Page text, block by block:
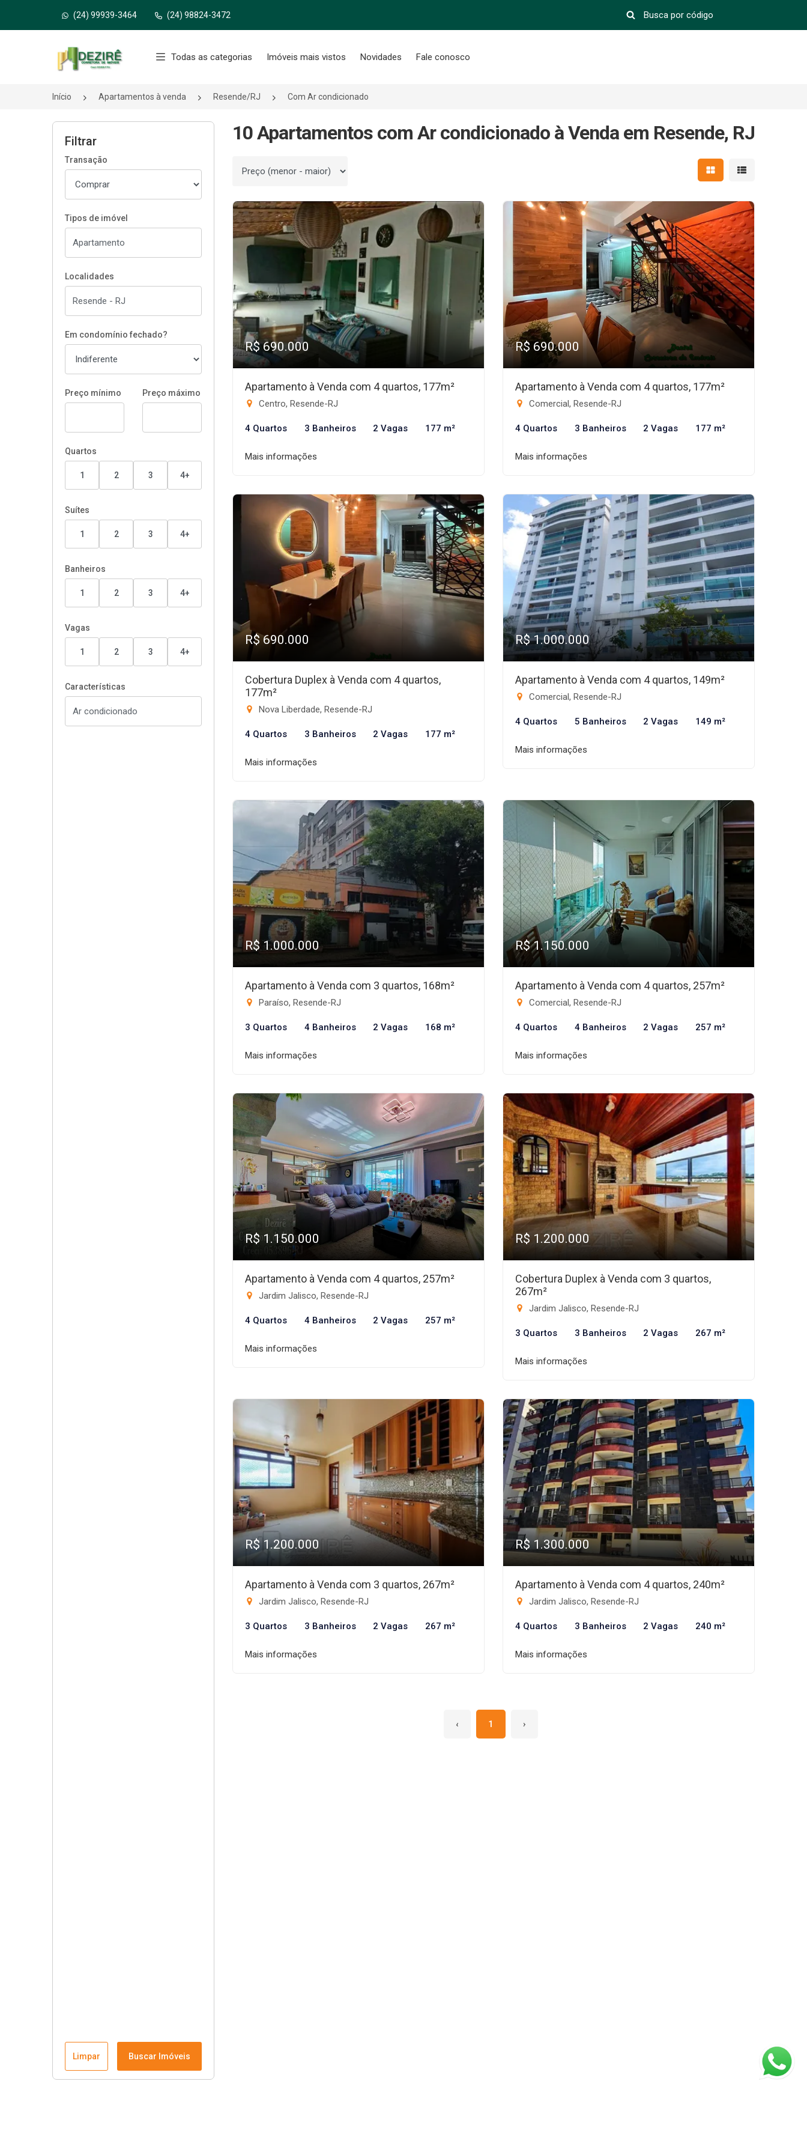
(24) 99939-3464 (24) 98824-3472
Página inicial
Todas as categorias Imóveis mais vistos Novidades Fale conosco
Início Apartamentos à venda Resende/RJ Com Ar condicionado
Filtrar
Transação
Tipos de imóvel
Localidades
Em condomínio fechado?
Preço mínimo Preço máximo
Quartos
1 2 3 4+
Suítes
1 2 3 4+
Banheiros
1 2 3 4+
Vagas
1 2 3 4+
Características
Limpar Buscar Imóveis
10 Apartamentos com Ar condicionado à Venda em Resende, RJ
Ordenar por Mostrar resultados em
Mostrar
R$ 690.000
Apartamento à Venda com 4 quartos, 177m²
Centro, Resende-RJ
4 Quartos 3 Banheiros 2 Vagas 177 m²
Mais informações
R$ 690.000
Apartamento à Venda com 4 quartos, 177m²
Comercial, Resende-RJ
4 Quartos 3 Banheiros 2 Vagas 177 m²
Mais informações
R$ 690.000
Cobertura Duplex à Venda com 4 quartos,
177m²
Nova Liberdade, Resende-RJ
4 Quartos 3 Banheiros 2 Vagas 177 m²
Mais informações
R$ 1.000.000
Apartamento à Venda com 4 quartos, 149m²
Comercial, Resende-RJ
4 Quartos 5 Banheiros 2 Vagas 149 m²
Mais informações
R$ 1.000.000
Apartamento à Venda com 3 quartos, 168m²
Paraíso, Resende-RJ
3 Quartos 4 Banheiros 2 Vagas 168 m²
Mais informações
R$ 1.150.000
Apartamento à Venda com 4 quartos, 257m²
Comercial, Resende-RJ
4 Quartos 4 Banheiros 2 Vagas 257 m²
Mais informações
R$ 1.150.000
Apartamento à Venda com 4 quartos, 257m²
Jardim Jalisco, Resende-RJ
4 Quartos 4 Banheiros 2 Vagas 257 m²
Mais informações
R$ 1.200.000
Cobertura Duplex à Venda com 3 quartos,
267m²
Jardim Jalisco, Resende-RJ
3 Quartos 3 Banheiros 2 Vagas 267 m²
Mais informações
R$ 1.200.000
Apartamento à Venda com 3 quartos, 267m²
Jardim Jalisco, Resende-RJ
3 Quartos 3 Banheiros 2 Vagas 267 m²
Mais informações
R$ 1.300.000
Apartamento à Venda com 4 quartos, 240m²
Jardim Jalisco, Resende-RJ
4 Quartos 3 Banheiros 2 Vagas 240 m²
Mais informações
‹ 1 ›